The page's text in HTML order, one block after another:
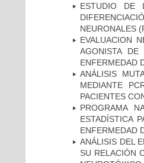
ESTUDIO DE
NEURONALES
EVALUACION
AGONISTA
ENFERMEDAD
ANÁLISIS
MEDIANTE
PACIENTES
PROGRAMA
ESTADÍSTICA
ENFERMEDAD
ANÁLISIS DEL
SU RELACIÓN